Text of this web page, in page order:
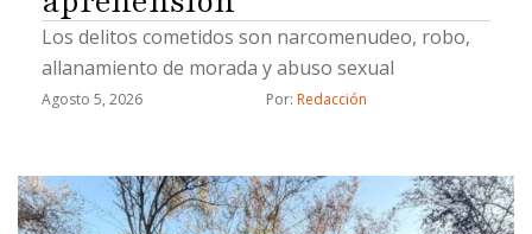
Los delitos cometidos son narcomenudeo, robo,
allanamiento de morada y abuso sexual
Agosto 5, 2026 Por: Redacción